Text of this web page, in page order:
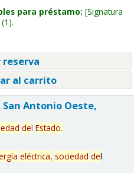
para préstamo: Signatura
(1).
al carrito
Antonio Oeste,
del Estado.
eléctrica, sociedad del